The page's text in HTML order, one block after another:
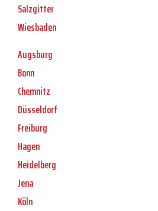
Salzgitter
Wiesbaden
Augsburg
Bonn
Chemnitz
Düsseldorf
Freiburg
Hagen
Heidelberg
Jena
Köln